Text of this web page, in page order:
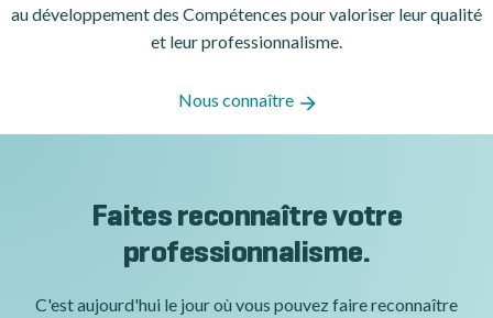
au développement des Compétences pour valoriser leur qualité
et leur professionnalisme.
Nous connaître
Faites reconnaître votre
professionnalisme.
C'est aujourd'hui le jour où vous pouvez faire reconnaître